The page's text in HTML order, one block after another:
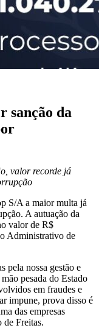
sanção da
valor recorde já
S/A a maior multa já
A autuação da
valor de R$
Administrativo de
pela nossa gestão e
pesada do Estado
em fraudes e
impune, prova disso é
das empresas
de Freitas.